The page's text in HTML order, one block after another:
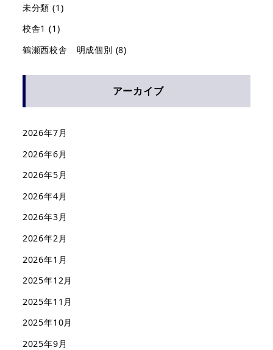
未分類 (1)
校舎1 (1)
鶴瀬西校舎 明成個別 (8)
アーカイブ
2026年7月
2026年6月
2026年5月
2026年4月
2026年3月
2026年2月
2026年1月
2025年12月
2025年11月
2025年10月
2025年9月